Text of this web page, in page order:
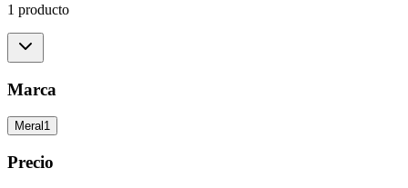
1 producto
Marca
Meral 1
Precio